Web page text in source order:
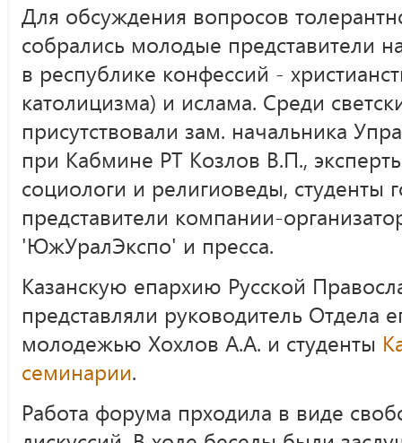
Для обсуждения вопросов
собрались молодые представители
в республике конфессий -
католицизма) и ислама. Среди
присутствовали зам. начальника
при Кабмине РТ Козлов В.П.,
социологи и религиоведы, студенты
представители компании-
'ЮжУралЭкспо' и пресса.
Казанскую епархию Русской
представляли руководитель Отдела
молодежью Хохлов А.А. и студенты
семинарии.
Работа форума прходила в виде